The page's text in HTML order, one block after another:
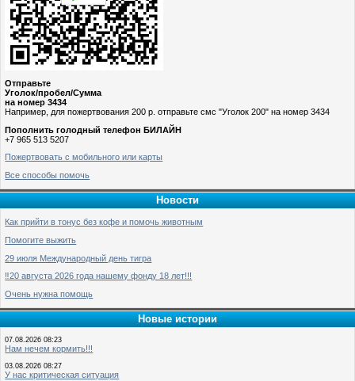
Отправьте
Уголок/пробел/Сумма
на номер 3434
Например, для пожертвования 200 р. отправьте смс "Уголок 200" на номер 3434
Пополнить голодный телефон БИЛАЙН
+7 965 513 5207
Пожертвовать с мобильного или карты
Все способы помочь
Новости
Как прийти в тонус без кофе и помочь животным
Помогите выжить
29 июля Международный день тигра
‼️20 августа 2026 года нашему фонду 18 лет!!!
Очень нужна помощь
Новые истории
07.08.2026 08:23
Нам нечем кормить!!!
03.08.2026 08:27
У нас критическая ситуация